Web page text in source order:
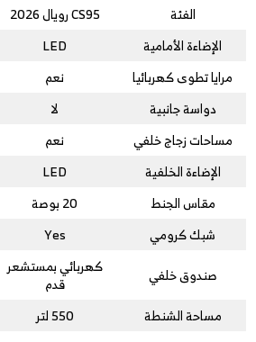
الفئة
CS95 رويال 2026
الإضاءة الأمامية
LED
مرايا تطوى كهربائيا
نعم
دواسة جانبية
لا
مساحات زجاج خلفي
نعم
الإضاءة الخلفية
LED
مقاس الجنط
20 بوصة
شبك كرومي
Yes
صندوق خلفي
كهربائي بمستشعر
قدم
مساحة الشنطة
550 لتر